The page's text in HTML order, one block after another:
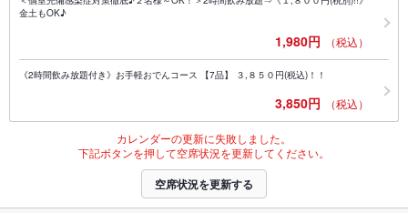
金土もOK♪
1,980円 （税込）
《2時間飲み放題付き》お手軽おでんコース 【7品】 ３,８５０円(税込)！！
3,850円 （税込）
カレンダーの更新に失敗しました。
下記ボタンを押して空席状況を更新してください。
空席状況を更新する